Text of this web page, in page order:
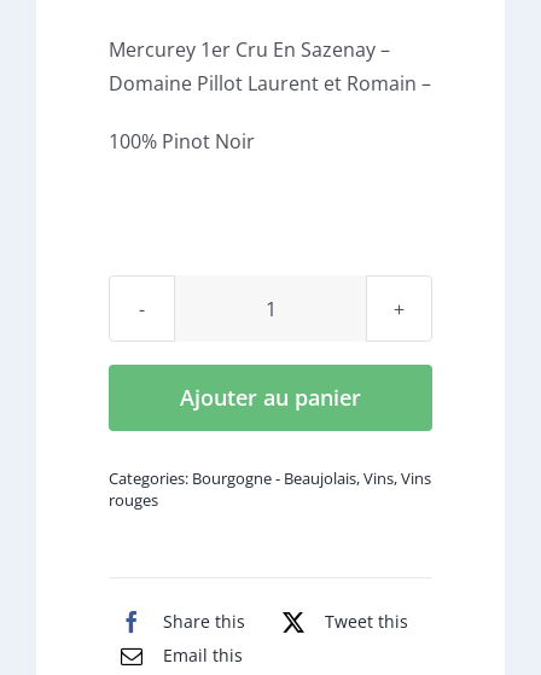
Mercurey 1er Cru En Sazenay –
Domaine Pillot Laurent et Romain –
100% Pinot Noir
quantité
Mercurey
Rouge
Domaine
Ajouter au panier
Categories: Bourgogne - Beaujolais,Vins,Vins
rouges
Share this
Tweet this
Email this